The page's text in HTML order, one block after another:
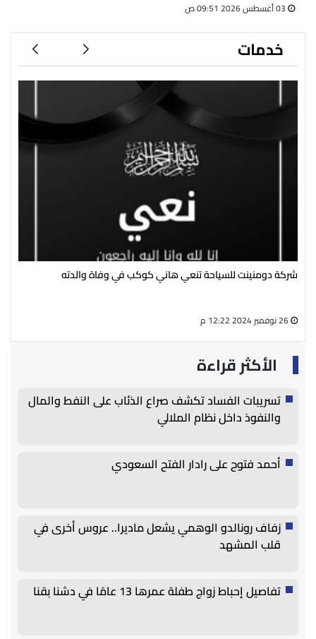
خدمات
شركة دومنينت للسياحة تنعي هاني كوكب في وفاة والدته
الأكثر قراءة
تسريبات الفساد تكشف صراع الذئاب على النفط والمال
والنفوذ داخل نظام الملالي
أحمد فتوح على رادار الفتح السعودي
زفاف رونالدو الوهمي يشعل ماديرا.. عروس أخرى في
قلب المشهد
تفاصيل إحباط زواج طفلة عمرها 13 عامًا في دشنا بقنا